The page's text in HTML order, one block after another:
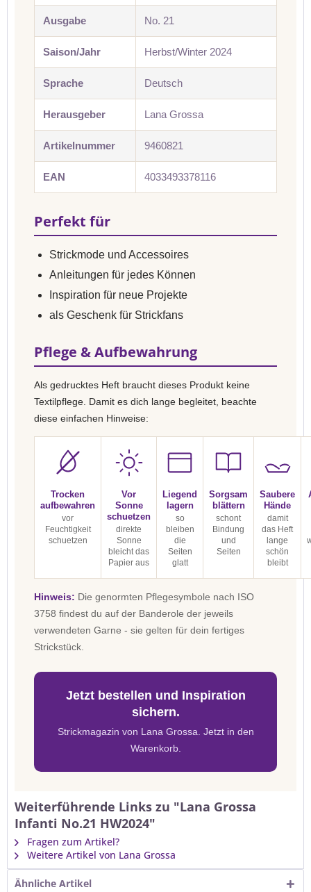
Ausgabe No. 21
Saison/Jahr Herbst/Winter 2024
Sprache Deutsch
Herausgeber Lana Grossa
Artikelnummer 9460821
EAN 4033493378116
Perfekt für
Strickmode und Accessoires
Anleitungen für jedes Können
Inspiration für neue Projekte
als Geschenk für Strickfans
Pflege & Aufbewahrung
Als gedrucktes Heft braucht dieses Produkt keine
Textilpflege. Damit es dich lange begleitet, beachte
diese einfachen Hinweise:
Trocken
aufbewahren
vor
Feuchtigkeit
schuetzen
Vor
Sonne
schuetzen
direkte
Sonne
bleicht das
Papier aus
Liegend
lagern
so
bleiben
die
Seiten
glatt
Sorgsam
blättern
schont
Bindung
und
Seiten
Saubere
Hände
damit
das Heft
lange
schön
bleibt
Hinweis: Die genormten Pflegesymbole nach ISO
3758 findest du auf der Banderole der jeweils
verwendeten Garne - sie gelten für dein fertiges
Strickstück.
Jetzt bestellen und Inspiration
sichern.
Strickmagazin von Lana Grossa. Jetzt in den
Warenkorb.
Weiterführende Links zu "Lana Grossa
Infanti No.21 HW2024"
Fragen zum Artikel?
Weitere Artikel von Lana Grossa
Ähnliche Artikel